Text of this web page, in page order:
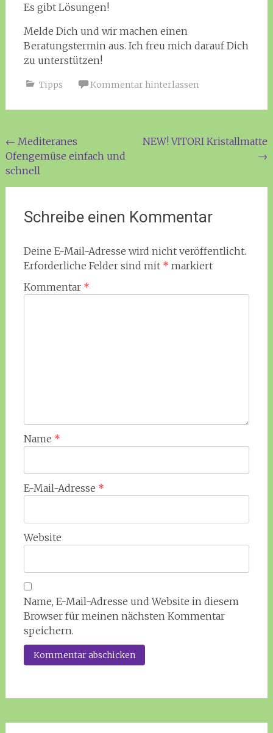
Es gibt Lösungen!
Melde Dich und wir machen einen
Beratungstermin aus. Ich freu mich darauf Dich
zu unterstützen!
Tipps Kommentar hinterlassen
Beitragsnavigation
← Mediteranes
Ofengemüse einfach und
schnell
NEW! VITORI Kristallmatte
→
Schreibe einen Kommentar
Deine E-Mail-Adresse wird nicht veröffentlicht.
Erforderliche Felder sind mit * markiert
Kommentar *
Name *
E-Mail-Adresse *
Website
Name, E-Mail-Adresse und Website in diesem
Browser für meinen nächsten Kommentar
speichern.